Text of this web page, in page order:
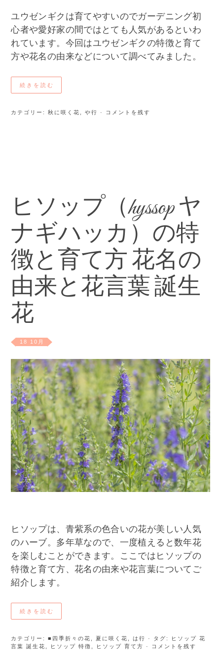
ユウゼンギクは育てやすいのでガーデニング初
心者や愛好家の間ではとても人気があるといわ
れています。今回はユウゼンギクの特徴と育て
方や花名の由来などについて調べてみました。
続きを読む
カテゴリー:秋に咲く花 ,や行 · コメントを残す
ヒソップ（hyssop ヤ
ナギハッカ）の特
徴と育て方 花名の
由来と花言葉 誕生
花
18 10月
ヒソップは、青紫系の色合いの花が美しい人気
のハーブ。多年草なので、一度植えると数年花
を楽しむことができます。ここではヒソップの
特徴と育て方、花名の由来や花言葉についてご
紹介します。
続きを読む
カテゴリー:■四季折々の花 ,夏に咲く花 ,は行 · タグ:
ヒソップ 花
言葉 誕生花
ヒソップ 特徴 ヒソップ 育て方 · コメントを残す